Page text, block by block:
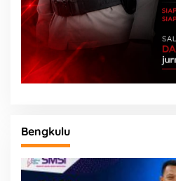
Bengkulu